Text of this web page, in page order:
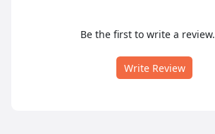
Be the first to write a review.
Write Review